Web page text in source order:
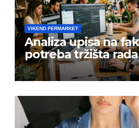
VIKEND FERMARKET
Analiza upisa na
potreba tržišta rada